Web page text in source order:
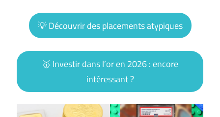
💡 Découvrir des placements atypiques
🥇 Investir dans l’or en 2026 : encore
intéressant ?